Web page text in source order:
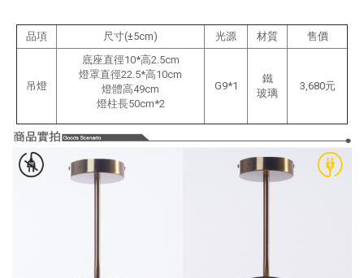
品項 尺寸(±5cm) 光源 材質 售價
吊燈
底座直徑10*高2.5cm
燈罩直徑22.5*高10cm
燈體高49cm
燈柱長50cm*2
G9*1
鐵
玻璃
3,680元